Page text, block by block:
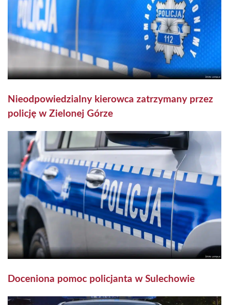
Nieodpowiedzialny kierowca zatrzymany przez
policję w Zielonej Górze
Doceniona pomoc policjanta w Sulechowie